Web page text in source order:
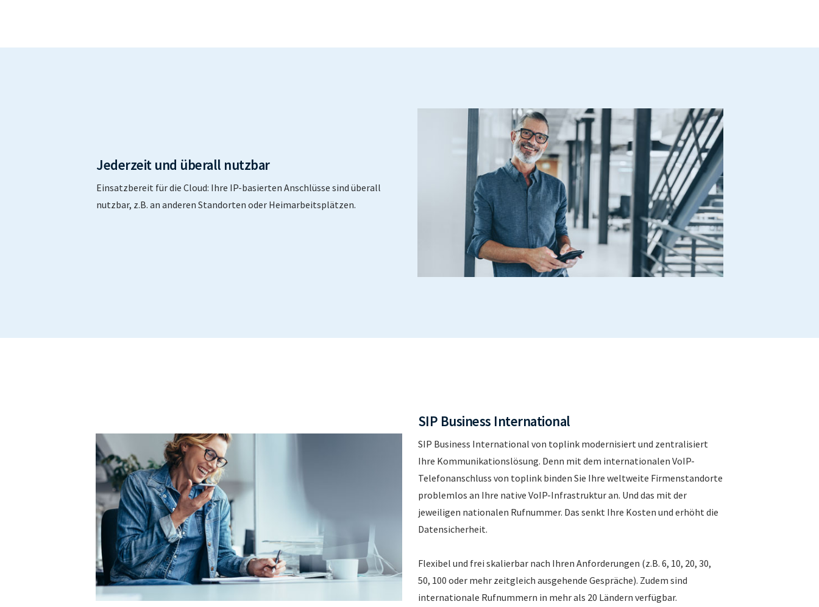
Jederzeit und überall nutzbar
Einsatzbereit für die Cloud: Ihre IP-basierten Anschlüsse sind überall
nutzbar, z.B. an anderen Standorten oder Heimarbeitsplätzen.
SIP Business International
SIP Business International von toplink modernisiert und zentralisiert
Ihre Kommunikationslösung. Denn mit dem internationalen VoIP-
Telefonanschluss von toplink binden Sie Ihre weltweite Firmenstandorte
problemlos an Ihre native VoIP-Infrastruktur an. Und das mit der
jeweiligen nationalen Rufnummer. Das senkt Ihre Kosten und erhöht die
Datensicherheit.
Flexibel und frei skalierbar nach Ihren Anforderungen (z.B. 6, 10, 20, 30,
50, 100 oder mehr zeitgleich ausgehende Gespräche). Zudem sind
internationale Rufnummern in mehr als 20 Ländern verfügbar.